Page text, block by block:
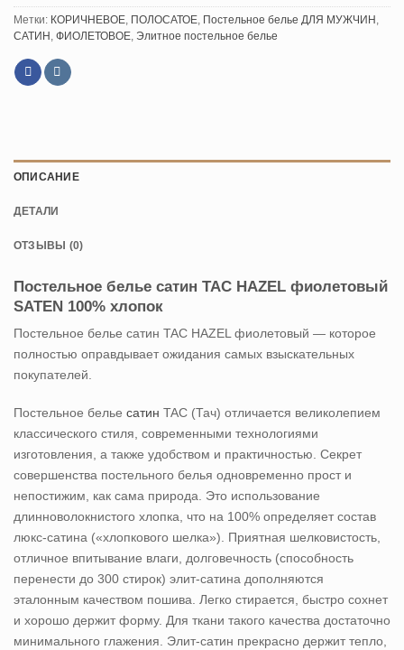
Метки: КОРИЧНЕВОЕ ПОЛОСАТОЕ Постельное белье ДЛЯ МУЖЧИН
САТИН
ФИОЛЕТОВОЕ Элитное постельное белье
ОПИСАНИЕ
ДЕТАЛИ
ОТЗЫВЫ (0)
Постельное белье сатин TAC HAZEL фиолетовый
SATEN 100% хлопок
Постельное белье сатин TAC HAZEL фиолетовый — которое
полностью оправдывает ожидания самых взыскательных
покупателей.
Постельное белье сатин TAC (Тач) отличается великолепием
классического стиля, современными технологиями
изготовления, а также удобством и практичностью. Секрет
совершенства постельного белья одновременно прост и
непостижим, как сама природа. Это использование
длинноволокнистого хлопка, что на 100% определяет состав
люкс-сатина («хлопкового шелка»). Приятная шелковистость,
отличное впитывание влаги, долговечность (способность
перенести до 300 стирок) элит-сатина дополняются
эталонным качеством пошива. Легко стирается, быстро сохнет
и хорошо держит форму. Для ткани такого качества достаточно
минимального глажения. Элит-сатин прекрасно держит тепло,